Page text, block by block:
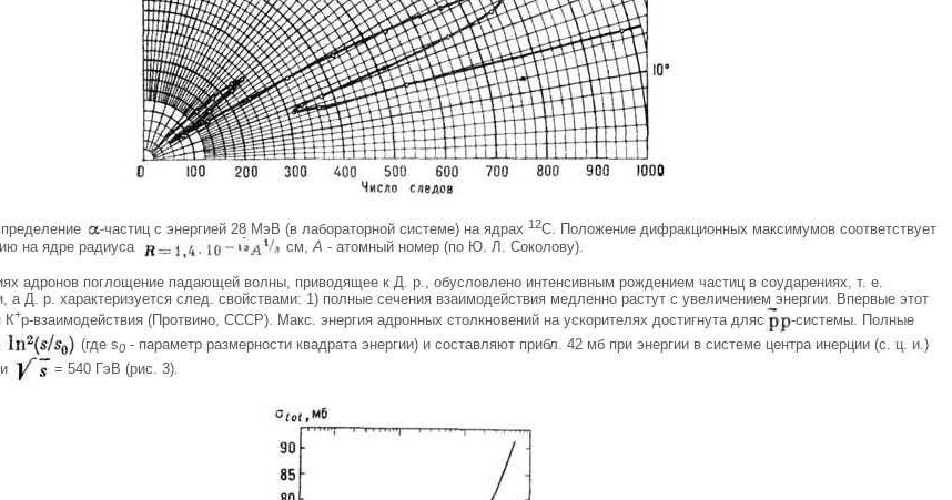
-частиц с энергией 28 МэВ (в лабораторной системе) на ядрах 12C. Положение дифракционных максимумов соответствует
на ядре радиуса
см,А - атомный номер (по Ю. Л. Соколову).
адронов поглощение падающей волны, приводящее к Д. р., обусловлено интенсивным рождением частиц в соударениях, т. е.
а Д. р. характеризуется след. свойствами: 1) полные сечения взаимодействия медленно растут с увеличением энергии. Впервые этот
К+р-взаимодействия (Протвино, СССР). Макс. энергия адронных столкновений на ускорителях достигнута дляc
-системы. Полные
(где s0 - параметр размерности квадрата энергии) и составляют прибл. 42 мб при энергии в системе центра инерции (с. ц. и.)
= 540 ГэВ (рис. 3).